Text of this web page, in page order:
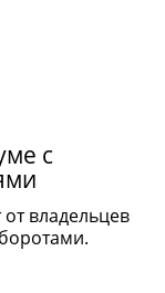
с
владельцев